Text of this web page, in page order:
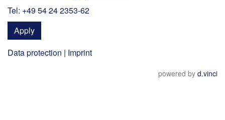
Tel: +49 54 24 2353-62
Apply
Data protection | Imprint
powered by d.vinci